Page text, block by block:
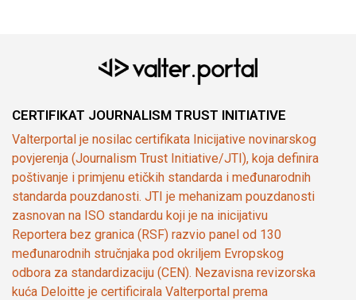
CERTIFIKAT JOURNALISM TRUST INITIATIVE
Valterportal je nosilac certifikata Inicijative novinarskog
povjerenja (Journalism Trust Initiative/JTI), koja definira
poštivanje i primjenu etičkih standarda i međunarodnih
standarda pouzdanosti. JTI je mehanizam pouzdanosti
zasnovan na ISO standardu koji je na inicijativu
Reportera bez granica (RSF) razvio panel od 130
međunarodnih stručnjaka pod okriljem Evropskog
odbora za standardizaciju (CEN). Nezavisna revizorska
kuća Deloitte je certificirala Valterportal prema